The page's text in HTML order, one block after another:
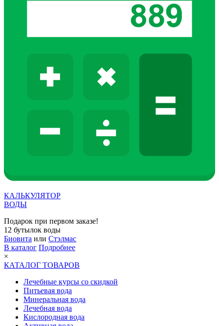
КАЛЬКУЛЯТОР
ВОДЫ
Подарок при первом заказе!
12 бутылок воды
Биовита или Стэлмас
В каталог Подробнее
×
КАТАЛОГ ТОВАРОВ
Лечебные курсы со скидкой
Питьевая вода
Минеральная вода
Лечебная вода
Кислородная вода